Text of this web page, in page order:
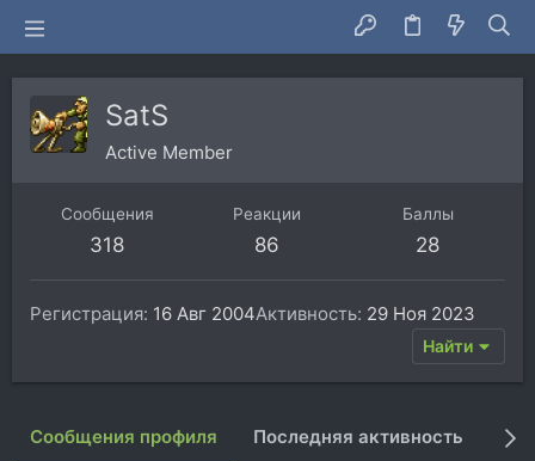
SatS
Active Member
Сообщения
318
Реакции
86
Баллы
28
Регистрация 16 Авг 2004Активность 29 Ноя 2023
Найти
Сообщения профиля Последняя активность